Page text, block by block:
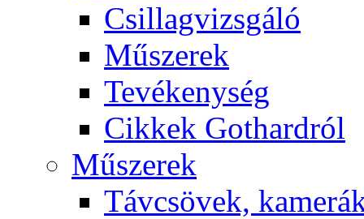
Csil­lag­vizs­gá­ló
Mű­sze­rek
Te­vé­keny­ség
Cik­kek Got­hard­ról
Mű­sze­rek
Táv­csö­vek,